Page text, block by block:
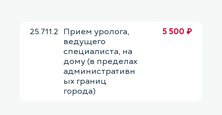
25.711.2 Прием уролога,
ведущего
специалиста, на
дому (в пределах
административн
ых границ
города)
5 500 ₽